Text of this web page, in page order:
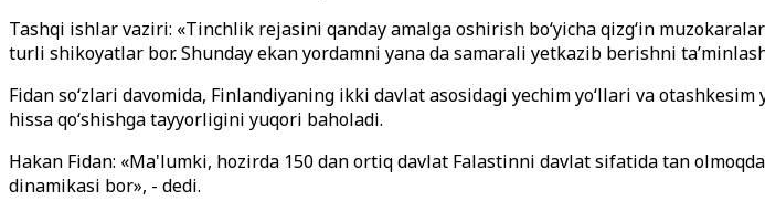
Tashqi ishlar vaziri: «Tinchlik rejasini qanday amalga oshirish bo‘yicha qizg‘in
turli shikoyatlar bor. Shunday ekan yordamni yana da samarali yetkazib berishni
Fidan so‘zlari davomida, Finlandiyaning ikki davlat asosidagi yechim yo‘llari va
hissa qo‘shishga tayyorligini yuqori baholadi.
Hakan Fidan: «Ma'lumki, hozirda 150 dan ortiq davlat Falastinni davlat sifatida tan
dinamikasi bor», - dedi.